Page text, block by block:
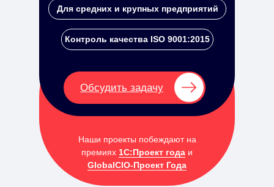
Для средних и крупных предприятий
Контроль качества ISO 9001:2015
Наши проекты побеждают на
премиях 1С:Проект года и
GlobalCIO-Проект Года
Обсудить задачу